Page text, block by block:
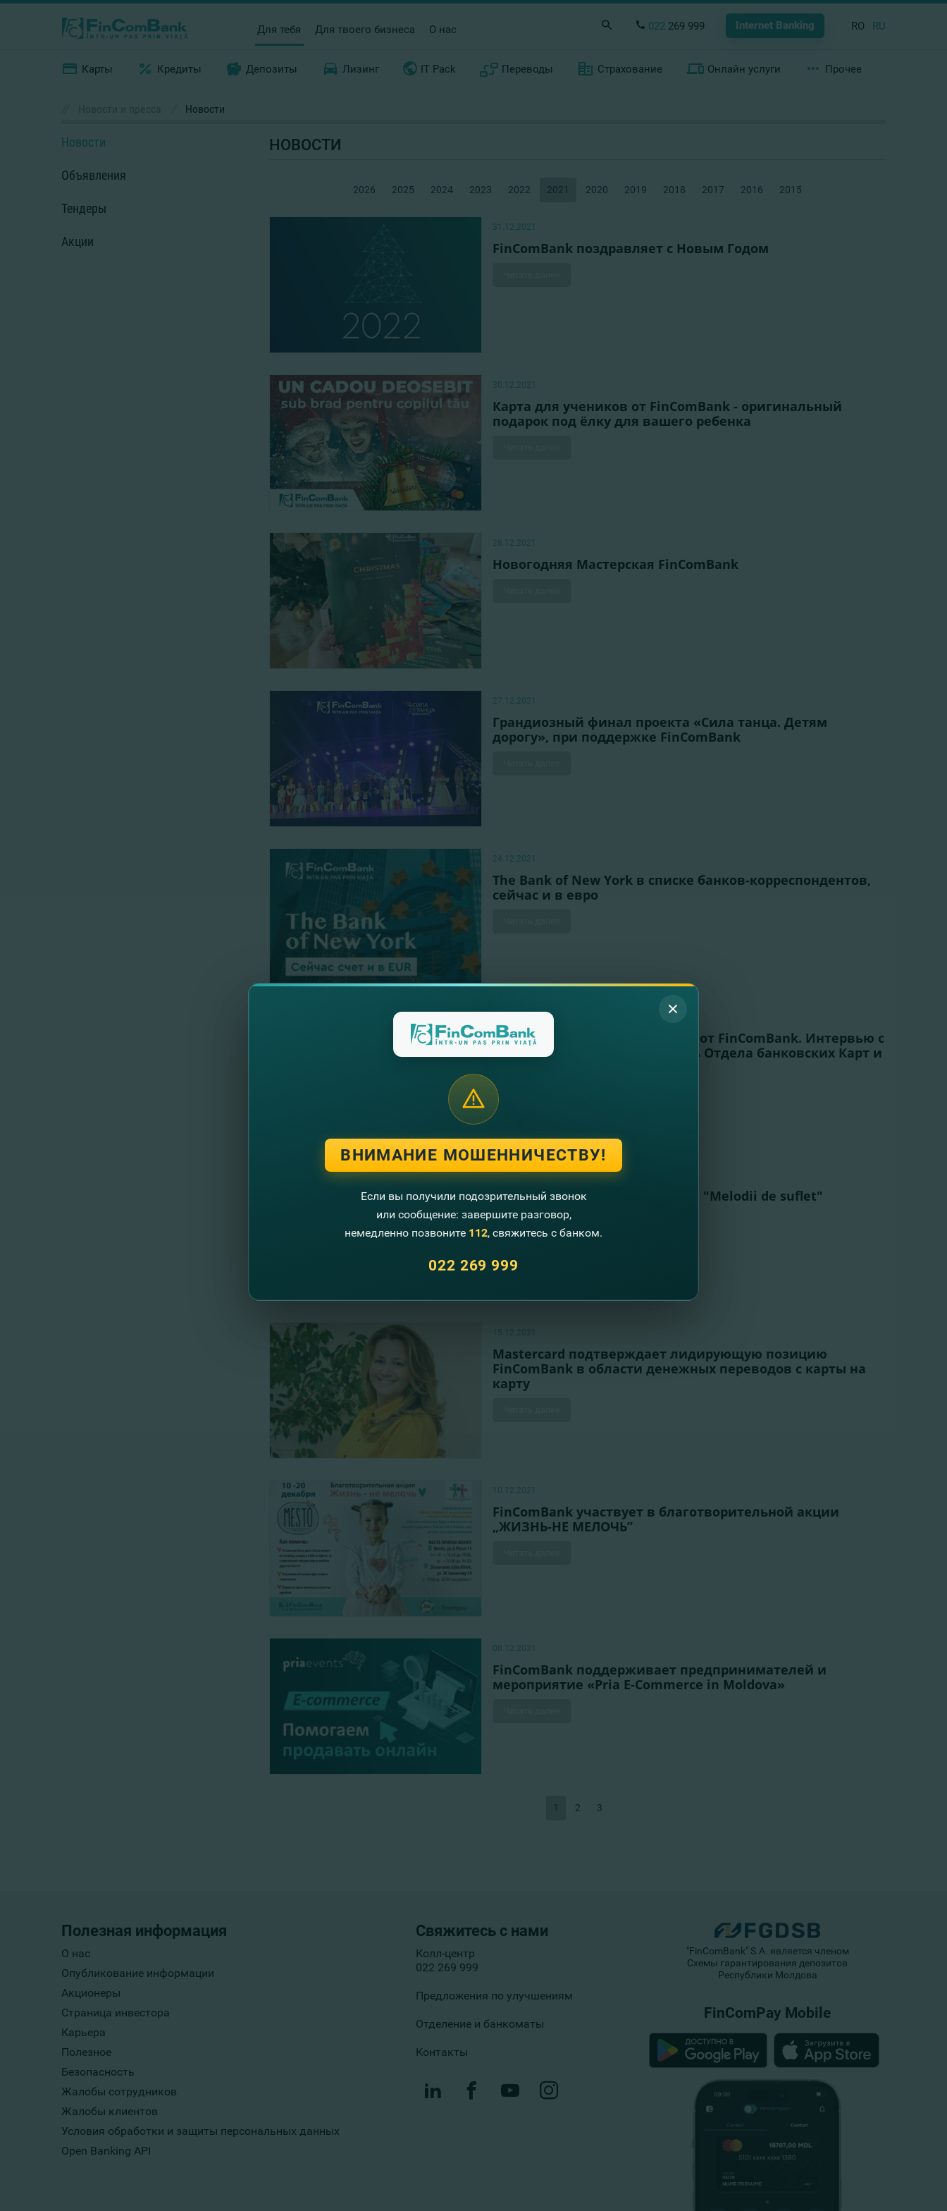
Для тебя Для твоего бизнеса О нас 022 269 999 Internet Banking RO RU
Карты Кредиты Депозиты Лизинг IT Pack Переводы Страхование Онлайн услуги Прочее
Новости
Новости
Объявления
Тендеры
Акции
НОВОСТИ
2026 2025 2024 2023 2022 2021 2020 2019 2018 2017 2016 2015
31.12.2021
FinComBank поздравляет с Новым Годом
30.12.2021
Карта для учеников от FinComBank - оригинальный
подарок под ёлку для вашего ребенка
28.12.2021
Новогодняя Мастерская FinComBank
27.12.2021
Грандиозный финал проекта «Сила танца. Детям
дорогу», при поддержке FinComBank
24.12.2021
The Bank of New York в списке банков-корреспондентов,
сейчас и в евро
Сервис электронной торговли от FinComBank. Интервью с
Евгенией Косор, руководитель Отдела банковских Карт и
21.12.2021
FinComBank, спонсор Концерта "Melodii de suflet"
Читать далее
15.12.2021
Mastercard подтверждает лидирующую позицию
FinComBank в области денежных переводов с карты на
карту
10.12.2021
FinComBank участвует в благотворительной акции
„ЖИЗНЬ-НЕ МЕЛОЧЬ”
08.12.2021
FinComBank поддерживает предпринимателей и
мероприятие «Pria E-Commerce in Moldova»
1 2 3
Полезная информация
О нас
Опубликование информации
Акционеры
Страница инвестора
Карьера
Полезное
Безопасность
Жалобы сотрудников
Жалобы клиентов
Условия обработки и защиты персональных данных
Open Banking API
Свяжитесь с нами
Колл-центр
022 269 999
Предложения по улучшениям
Отделение и банкоматы
Контакты
"FinComBank" S.A. является членом
Схемы гарантирования депозитов
Республики Молдова
FinComPay Mobile
ВНИМАНИЕ МОШЕННИЧЕСТВУ!
Если вы получили подозрительный звонок
или сообщение: завершите разговор,
немедленно позвоните 112, свяжитесь с банком.
022 269 999